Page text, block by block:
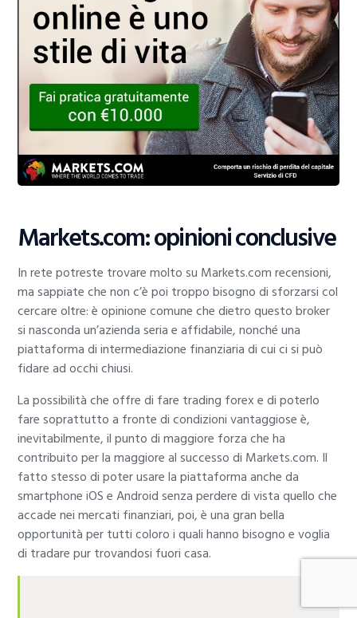
Markets.com: opinioni conclusive
In rete potreste trovare molto su Markets.com recensioni,
ma sappiate che non c’è poi troppo bisogno di sforzarsi col
cercare oltre: è opinione comune che dietro questo broker
si nasconda un’azienda seria e affidabile, nonché una
piattaforma di intermediazione finanziaria di cui ci si può
fidare ad occhi chiusi.
La possibilità che offre di fare trading forex e di poterlo
fare soprattutto a fronte di condizioni vantaggiose è,
inevitabilmente, il punto di maggiore forza che ha
contribuito per la maggiore al successo di Markets.com. Il
fatto stesso di poter usare la piattaforma anche da
smartphone iOS e Android senza perdere di vista quello che
accade nei mercati finanziari, poi, è una gran bella
opportunità per tutti coloro i quali hanno bisogno e voglia
di tradare pur trovandosi fuori casa.